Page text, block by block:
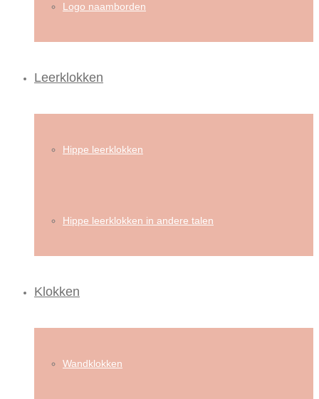
Logo naamborden
Leerklokken
Hippe leerklokken
Hippe leerklokken in andere talen
Klokken
Wandklokken